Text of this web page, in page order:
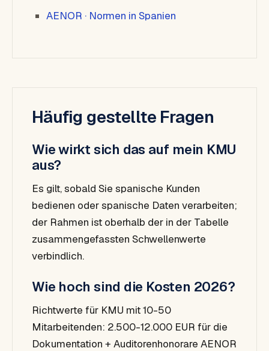
AENOR · Normen in Spanien
Häufig gestellte Fragen
Wie wirkt sich das auf mein KMU
aus?
Es gilt, sobald Sie spanische Kunden
bedienen oder spanische Daten verarbeiten;
der Rahmen ist oberhalb der in der Tabelle
zusammengefassten Schwellenwerte
verbindlich.
Wie hoch sind die Kosten 2026?
Richtwerte für KMU mit 10-50
Mitarbeitenden: 2.500-12.000 EUR für die
Dokumentation + Auditorenhonorare AENOR